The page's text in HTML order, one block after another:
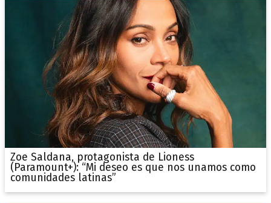
Zoe Saldana, protagonista de Lioness
(Paramount+): “Mi deseo es que nos unamos como
comunidades latinas”